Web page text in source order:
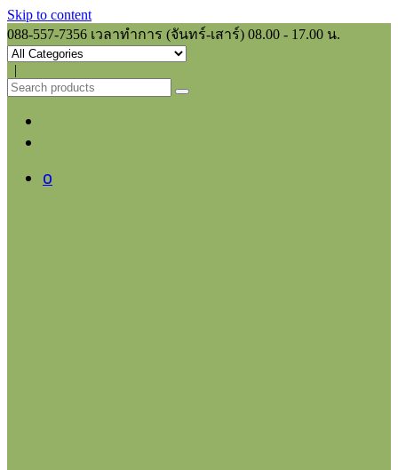
Skip to content
088-557-7356 เวลาทำการ (จันทร์-เสาร์) 08.00 - 17.00 น.
|
0